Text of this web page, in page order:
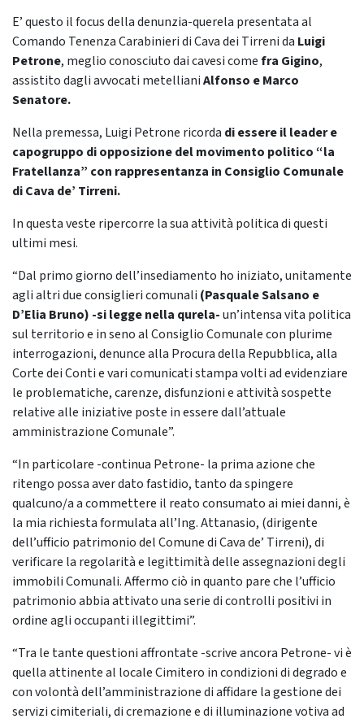
E’ questo il focus della denunzia-querela presentata al
Comando Tenenza Carabinieri di Cava dei Tirreni da Luigi
Petrone, meglio conosciuto dai cavesi comefra Gigino,
assistito dagli avvocati metellianiAlfonso e Marco
Senatore.
Nella premessa, Luigi Petrone ricorda di essere il leader e
capogruppo di opposizione del movimento politico “la
Fratellanza” con rappresentanza in Consiglio Comunale
di Cava de’ Tirreni.
In questa veste ripercorre la sua attività politica di questi
ultimi mesi.
“Dal primo giorno dell’insediamento ho iniziato, unitamente
agli altri due consiglieri comunali (Pasquale Salsano e
D’Elia Bruno) -si legge nella qurela-un’intensa vita politica
sul territorio e in seno al Consiglio Comunale con plurime
interrogazioni, denunce alla Procura della Repubblica, alla
Corte dei Conti e vari comunicati stampa volti ad evidenziare
le problematiche, carenze, disfunzioni e attività sospette
relative alle iniziative poste in essere dall’attuale
amministrazione Comunale”.
“In particolare -continua Petrone- la prima azione che
ritengo possa aver dato fastidio, tanto da spingere
qualcuno/a a commettere il reato consumato ai miei danni, è
la mia richiesta formulata all’Ing. Attanasio, (dirigente
dell’ufficio patrimonio del Comune di Cava de’ Tirreni), di
verificare la regolarità e legittimità delle assegnazioni degli
immobili Comunali. Affermo ciò in quanto pare che l’ufficio
patrimonio abbia attivato una serie di controlli positivi in
ordine agli occupanti illegittimi”.
“Tra le tante questioni affrontate -scrive ancora Petrone- vi è
quella attinente al locale Cimitero in condizioni di degrado e
con volontà dell’amministrazione di affidare la gestione dei
servizi cimiteriali, di cremazione e di illuminazione votiva ad